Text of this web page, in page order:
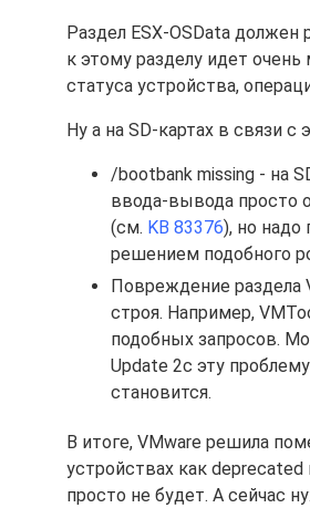
Раздел ESX-OSData
к этому разделу идет
статуса устройства,
Ну а на SD-картах в связи
/bootbank missing - на
ввода-вывода просто
(см. KB 83376), но надо
решением подобного
Повреждение раздела
строя. Например,
подобных запросов.
Update 2c эту
становится.
В итоге, VMware решила
устройствах как deprecated
просто не будет. А сейчас